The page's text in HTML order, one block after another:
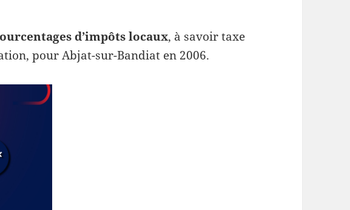
d’impôts locaux, à savoir taxe
pour Abjat-sur-Bandiat en 2006.